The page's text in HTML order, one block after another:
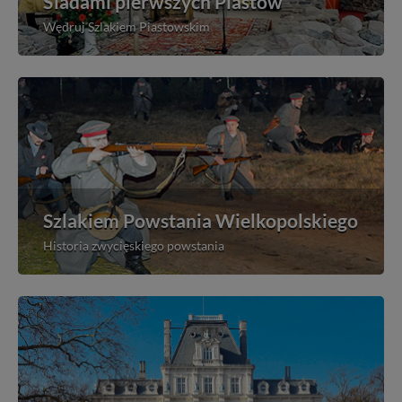
Wędruj Szlakiem Piastowskim
Szlakiem Powstania Wielkopolskiego
Historia zwycięskiego powstania